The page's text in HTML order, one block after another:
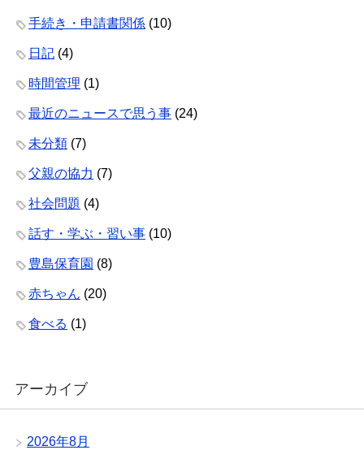
手続き・申請書関係 (10)
日記 (4)
時間管理 (1)
最近のニュースで思う事 (24)
未分類 (7)
父親の協力 (7)
社会問題 (4)
話す・学ぶ・習い事 (10)
豊島保育園 (8)
赤ちゃん (20)
食べる (1)
アーカイブ
2026年8月